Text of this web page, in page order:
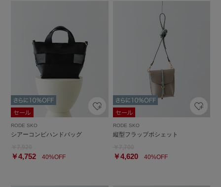
RODE SKO
シアーコンビハンドバッグ
￥4,752 40%OFF
RODE SKO
縦型フラップポシェット
￥4,62040%OFF